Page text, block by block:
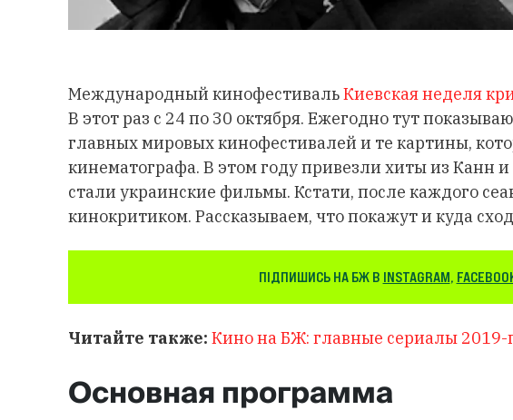
Международный кинофестивальКиевская неделя
В этот раз с 24 по 30 октября. Ежегодно тут
главных мировых кинофестивалей и те картины,
кинематографа. В этом году привезли хиты из Канн
стали украинские фильмы. Кстати, после каждого
кинокритиком. Рассказываем, что покажут и куда
ПІДПИШИСЬ НА БЖ В INSTAGRAM,
Читайте также: Кино на БЖ: главные сериалы 2019-
Основная программа